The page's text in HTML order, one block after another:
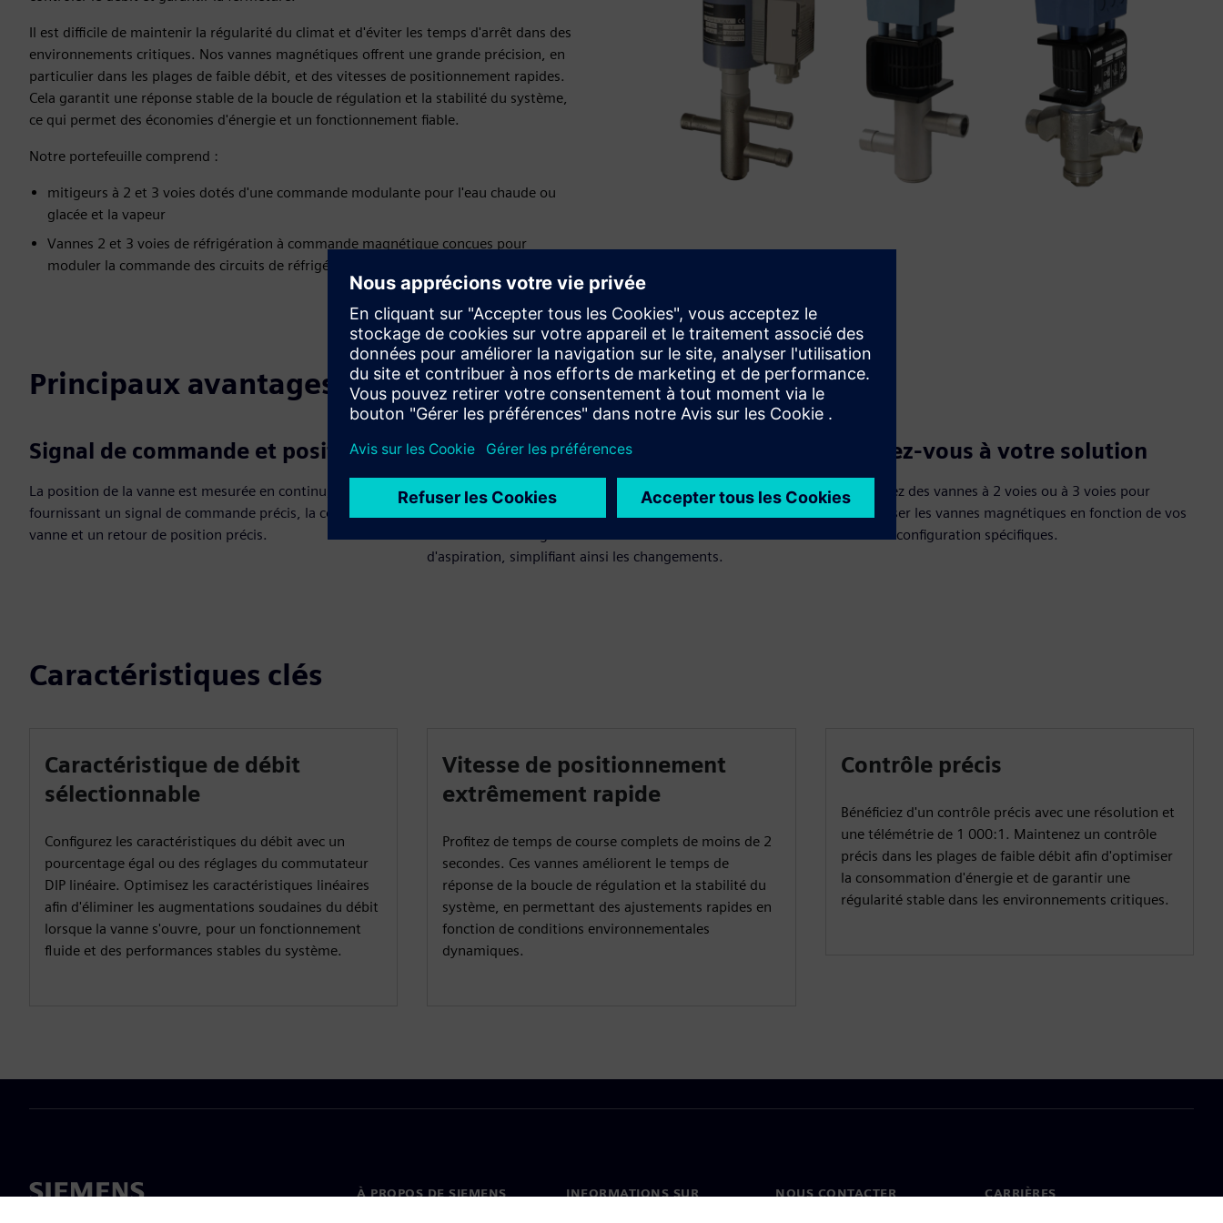
Il est difficile de maintenir la régularité du climat et d'éviter les temps d'arrêt dans des
environnements critiques. Nos vannes magnétiques offrent une grande précision, en
particulier dans les plages de faible débit, et des vitesses de positionnement rapides.
Cela garantit une réponse stable de la boucle de régulation et la stabilité du système,
ce qui permet des économies d'énergie et un fonctionnement fiable.
Notre portefeuille comprend :
mitigeurs à 2 et 3 voies dotés d'une commande modulante pour l'eau chaude ou
glacée et la vapeur
Vannes 2 et 3 voies de réfrigération à commande magnétique conçues pour
moduler la commande des circuits de réfrigération
Principaux avantages
Signal de commande et position
La position de la vanne est mesurée en continu,
fournissant un signal de commande précis, la course de la
vanne et un retour de position précis.
Simplifier les modifications
Pour les vannes magnétiques de réfrigération, un type de
vanne peut être utilisé pour les applications de détente,
d'aspiration, simplifiant ainsi les changements.
Adaptez-vous à votre solution
Sélectionnez des vannes à 2 voies ou à 3 voies pour
personnaliser les vannes magnétiques en fonction de vos
besoins de configuration spécifiques.
Caractéristiques clés
Caractéristique de débit
sélectionnable
Configurez les caractéristiques du débit avec un
pourcentage égal ou des réglages du commutateur
DIP linéaire. Optimisez les caractéristiques linéaires
afin d'éliminer les augmentations soudaines du débit
lorsque la vanne s'ouvre, pour un fonctionnement
fluide et des performances stables du système.
Vitesse de positionnement
extrêmement rapide
Profitez de temps de course complets de moins de 2
secondes. Ces vannes améliorent le temps de
réponse de la boucle de régulation et la stabilité du
système, en permettant des ajustements rapides en
fonction de conditions environnementales
dynamiques.
Contrôle précis
Bénéficiez d'un contrôle précis avec une résolution et
une télémétrie de 1 000:1. Maintenez un contrôle
précis dans les plages de faible débit afin d'optimiser
la consommation d'énergie et de garantir une
régularité stable dans les environnements critiques.
À PROPOS DE SIEMENS
INFORMATIONS SUR
NOUS CONTACTER CARRIÈRES